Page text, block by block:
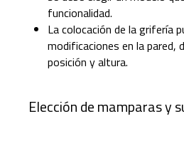
funcionalidad.
La colocación de la grifería
modificaciones en la pared,
posición y altura.
Elección de mamparas y